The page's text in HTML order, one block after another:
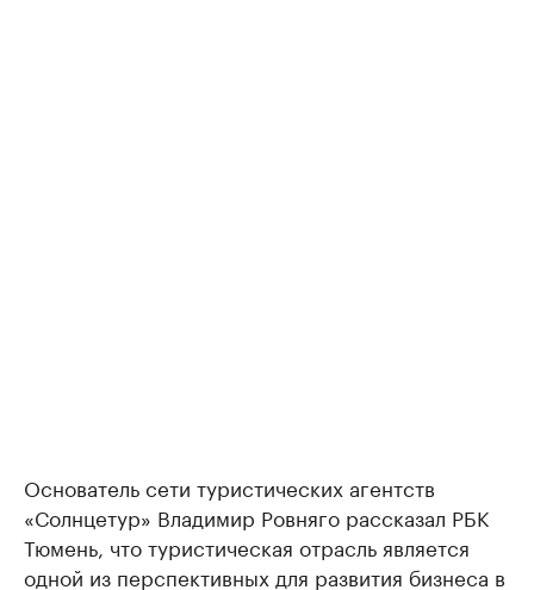
Основатель сети туристических агентств
«Солнцетур» Владимир Ровняго рассказал РБК
Тюмень, что туристическая отрасль является
одной из перспективных для развития бизнеса в